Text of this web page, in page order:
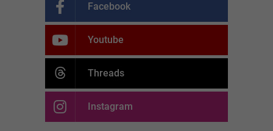
Facebook
Youtube
Threads
Instagram